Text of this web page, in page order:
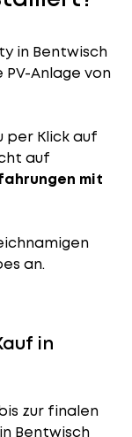
in Bentwisch
PV-Anlage von
per Klick auf
auf
mit
an.
in
zur finalen
Bentwisch